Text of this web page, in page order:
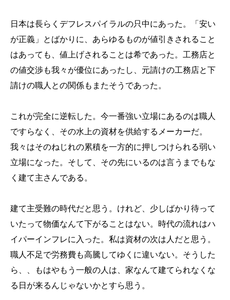
日本は長らくデフレスパイラルの只中にあった。「安い
が正義」とばかりに、あらゆるものが値引きされること
はあっても、値上げされることは希であった。工務店と
の値交渉も我々が優位にあったし、元請けの工務店と下
請けの職人との関係もまたそうであった。
これが完全に逆転した。今一番強い立場にあるのは職人
ですらなく、その水上の資材を供給するメーカーだ。
我々はそのねじれの累積を一方的に押しつけられる弱い
立場になった。そして、その先にいるのは言うまでもな
く建て主さんである。
建て主受難の時代だと思う。けれど、少しばかり待って
いたって物価なんて下がることはない。時代の流れはハ
イパーインフレに入った。私は資材の次は人だと思う。
職人不足で労務費も高騰してゆくに違いない。そうした
ら、、もはやもう一般の人は、家なんて建てられなくな
る日が来るんじゃないかとすら思う。